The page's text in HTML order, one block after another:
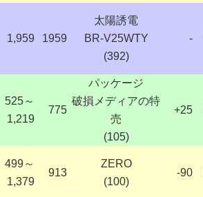
1,959 1959
太陽誘電
BR-V25WTY
(392)
-
525～
1,219
775
パッケージ
破損メディアの特
売
(105)
+25
499～
1,379
913
ZERO
(100)
-90